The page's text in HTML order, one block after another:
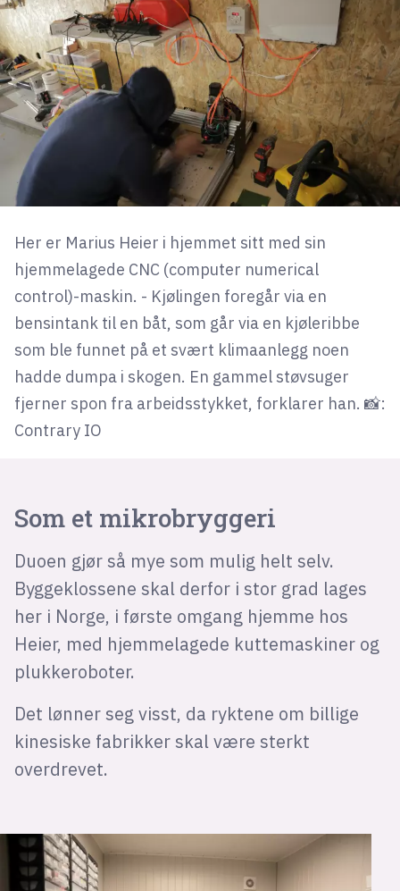
Her er Marius Heier i hjemmet sitt med sin
hjemmelagede CNC (computer numerical
control)-maskin. - Kjølingen foregår via en
bensintank til en båt, som går via en kjøleribbe
som ble funnet på et svært klimaanlegg noen
hadde dumpa i skogen. En gammel støvsuger
fjerner spon fra arbeidsstykket, forklarer han. 📸:
Contrary IO
Som et mikrobryggeri
Duoen gjør så mye som mulig helt selv.
Byggeklossene skal derfor i stor grad lages
her i Norge, i første omgang hjemme hos
Heier, med hjemmelagede kuttemaskiner og
plukkeroboter.
Det lønner seg visst, da ryktene om billige
kinesiske fabrikker skal være sterkt
overdrevet.